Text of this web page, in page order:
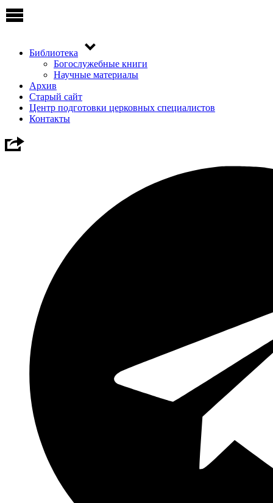
Библиотека
Богослужебные книги
Научные материалы
Архив
Старый сайт
Центр подготовки церковных специалистов
Контакты